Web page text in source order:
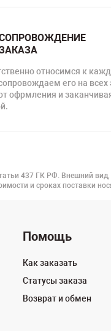
относимся к
его на всех
офрмления и
437 ГК РФ. Внешний
и сроках поставки
Помощь
Как заказать
Статусы заказа
Возврат и обмен